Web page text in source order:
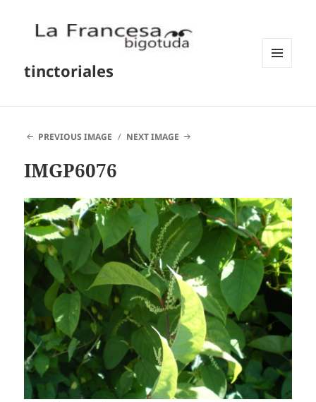
tinctoriales
PREVIOUS IMAGE NEXT IMAGE
IMGP6076